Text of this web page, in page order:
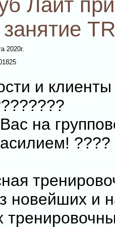
Лайт
2020г.
и
на
????
новейших и